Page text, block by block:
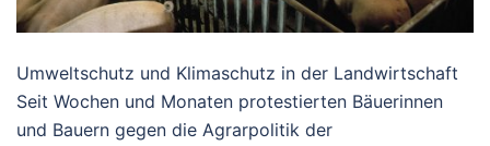
Umweltschutz und Klimaschutz in der Landwirtschaft
Seit Wochen und Monaten protestierten Bäuerinnen
und Bauern gegen die Agrarpolitik der